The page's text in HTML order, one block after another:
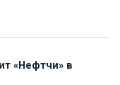
«Нефтчи» в